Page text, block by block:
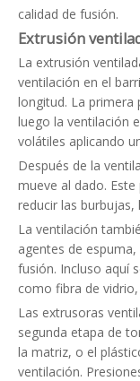
calidad de fusión.
Extrusión
La extrusión
ventilación en el
longitud. La
luego la ventilación
volátiles aplicando
Después de la
mueve al dado.
reducir las
La ventilación
agentes de
fusión. Incluso aquí
como fibra de
Las extrusoras
segunda etapa de
la matriz, o el
ventilación.